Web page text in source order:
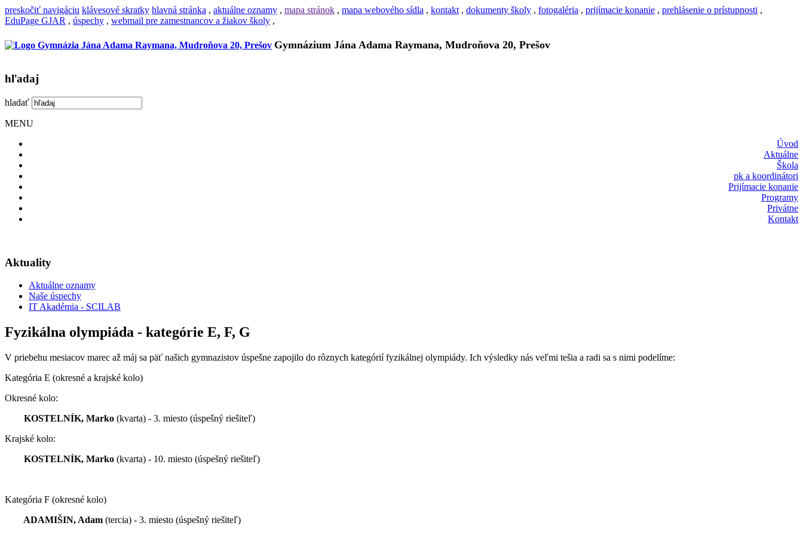
preskočiť navigáciu klávesové skratky hlavná stránka , aktuálne oznamy , mapa stránok , mapa webového sídla , kontakt , dokumenty školy , fotogaléria , prijímacie konanie , prehlásenie o prístupnosti ,
EduPage GJAR , úspechy , webmail pre zamestnancov a žiakov školy ,
Gymnázium Jána Adama Raymana, Mudroňova 20, Prešov
hľadaj
hladať
MENU
Úvod
Aktuálne
Škola
pk a koordinátori
Prijímacie konanie
Programy
Privátne
Kontakt
Aktuality
Aktuálne oznamy
Naše úspechy
IT Akadémia - SCILAB
Fyzikálna olympiáda - kategórie E, F, G
V priebehu mesiacov marec až máj sa päť našich gymnazistov úspešne zapojilo do rôznych kategórií fyzikálnej olympiády. Ich výsledky nás veľmi tešia a radi sa s nimi podelíme:
Kategória E (okresné a krajské kolo)
Okresné kolo:
KOSTELNÍK, Marko (kvarta) - 3. miesto (úspešný riešiteľ)
Krajské kolo:
KOSTELNÍK, Marko (kvarta) - 10. miesto (úspešný riešiteľ)
Kategória F (okresné kolo)
ADAMIŠIN, Adam (tercia) - 3. miesto (úspešný riešiteľ)